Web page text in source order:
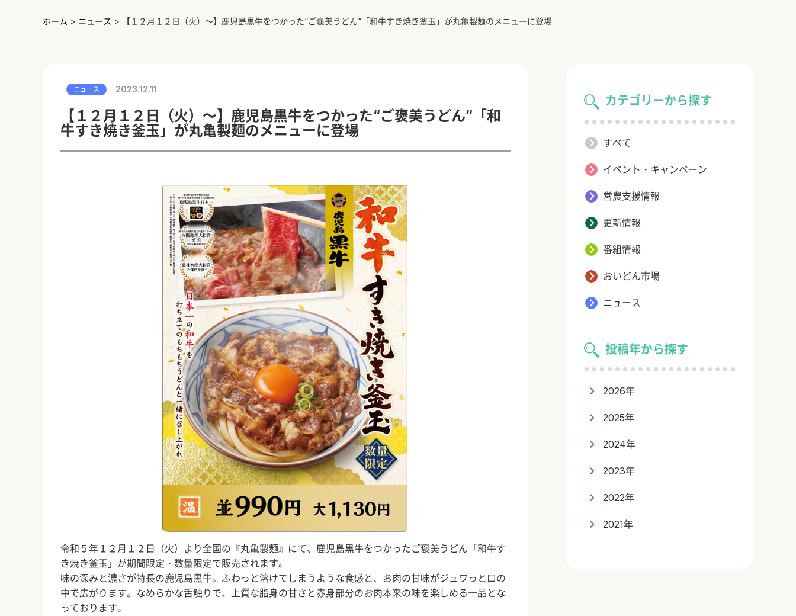
ホーム > ニュース > 【１２月１２日（火）～】鹿児島黒牛をつかった“ご褒美うどん“「和牛すき焼き釜玉」が丸亀製麺のメニューに登場
カテゴリーから探す
すべて
イベント・キャンペーン
営農支援情報
更新情報
番組情報
おいどん市場
ニュース
投稿年から探す
2026年
2025年
2024年
2023年
2022年
2021年
ニュース 2023.12.11
【１２月１２日（火）～】鹿児島黒牛をつかった“ご褒美うどん“「和
牛すき焼き釜玉」が丸亀製麺のメニューに登場
令和５年１２月１２日（火）より全国の『丸亀製麺』にて、鹿児島黒牛をつかったご褒美うどん「和牛す
き焼き釜玉」が期間限定・数量限定で販売されます。
味の深みと濃さが特長の鹿児島黒牛。ふわっと溶けてしまうような食感と、お肉の甘味がジュワっと口の
中で広がります。なめらかな舌触りで、上質な脂身の甘さと赤身部分のお肉本来の味を楽しめる一品とな
っております。